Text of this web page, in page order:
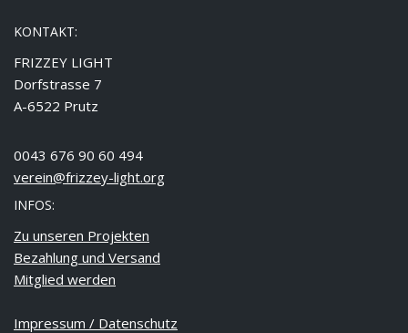
KONTAKT:
FRIZZEY LIGHT
Dorfstrasse 7
A-6522 Prutz
0043 676 90 60 494
verein@frizzey-light.org
INFOS:
Zu unseren Projekten
Bezahlung und Versand
Mitglied werden
Impressum / Datenschutz